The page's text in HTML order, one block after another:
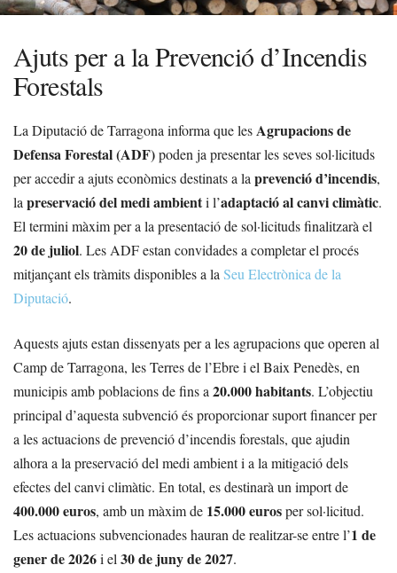
Ajuts per a la Prevenció d’Incendis
Forestals
La Diputació de Tarragona informa que lesAgrupacions de
Defensa Forestal (ADF)poden ja presentar les seves sol·licituds
per accedir a ajuts econòmics destinats a la prevenció d’incendis,
la preservació del medi ambienti l’adaptació al canvi climàtic.
El termini màxim per a la presentació de sol·licituds finalitzarà el
20 de juliol. Les ADF estan convidades a completar el procés
mitjançant els tràmits disponibles a la Seu Electrònica de la
Diputació.
Aquests ajuts estan dissenyats per a les agrupacions que operen al
Camp de Tarragona, les Terres de l’Ebre i el Baix Penedès, en
municipis amb poblacions de fins a 20.000 habitants. L’objectiu
principal d’aquesta subvenció és proporcionar suport financer per
a les actuacions de prevenció d’incendis forestals, que ajudin
alhora a la preservació del medi ambient i a la mitigació dels
efectes del canvi climàtic. En total, es destinarà un import de
400.000 euros, amb un màxim de 15.000 eurosper sol·licitud.
Les actuacions subvencionades hauran de realitzar-se entre l’1 de
gener de 2026i el 30 de juny de 2027.